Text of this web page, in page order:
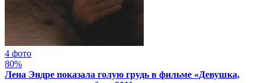
4 фото
80%
Лена Эндре показала голую грудь в фильме «Девушка,